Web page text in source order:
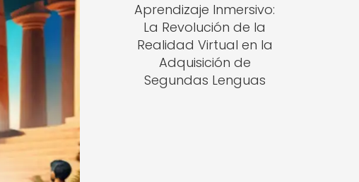
Aprendizaje Inmersivo:
La Revolución de la
Realidad Virtual en la
Adquisición de
Segundas Lenguas